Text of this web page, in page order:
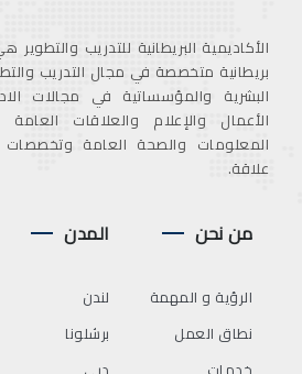
الأكاديمية البريطانية للتدريب
بريطانية متخصصة في مجال التدريب
البشرية والمؤسساتية في مجالات
الأعمال والإعلام والعلاقات العامة
المعلومات والصحة العامة
علاقة.
من نحن
الرؤية و المهمة
نطاق العمل
المدن
لندن
برشلونا